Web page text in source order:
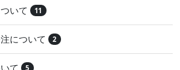
いて 11
について 2
て 5